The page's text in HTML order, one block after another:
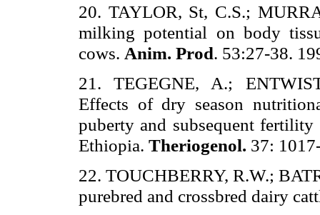
20. TAYLOR, St, C.S.;
milking potential on body
cows. Anim. Prod. 53:27-38.
21. TEGEGNE, A.;
Effects of dry season
puberty and subsequent
Ethiopia. Theriogenol. 37:
22. TOUCHBERRY, R.W.;
purebred and crossbred dairy